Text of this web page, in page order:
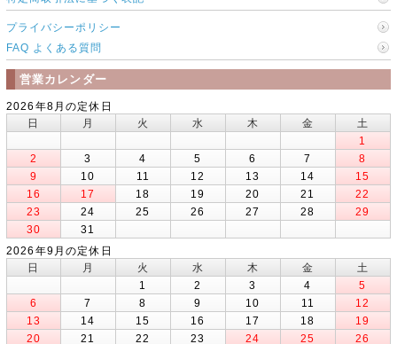
プライバシーポリシー
FAQ よくある質問
営業カレンダー
2026年8月の定休日
日
月 火 水 木 金
土
1
2
3 4 5 6 7
8
9
10 11 12 13 14
15
16
17 18 19 20 21
22
23
24 25 26 27 28
29
30
31
2026年9月の定休日
日
月 火 水 木 金
土
1
2 3 4
5
6
7 8 9 10 11
12
13
14 15 16 17 18
19
20
21 22 23 24 25 26